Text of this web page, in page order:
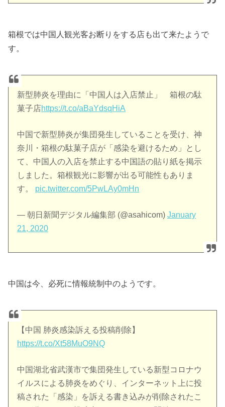
箱根では中国人観光客お断りをする店も出て来たようで
す。
新型肺炎を理由に「中国人は入店禁止」 箱根の駄
菓子店https://t.co/aBaYdsqHiA
中国で新型肺炎が集団発生していることを受け、神
奈川・箱根の駄菓子店が「感染を避けるため」とし
て、中国人の入店を禁止する中国語の貼り紙を掲示
しました。箱根観光に影響が出る可能性もありま
す。 pic.twitter.com/5PwLAy0mHn
— 朝日新聞デジタル編集部 (@asahicom)January
21, 2020
中国は今、必死に情報統制中のようです。
【中国 肺炎感染訴える投稿削除】
https://t.co/Xt58MuO9NQ
中国湖北省武漢市で集団発生している新型コロナウ
イルスによる肺炎をめぐり、インターネット上に投
稿された「感染」を訴える書き込みが削除されたこ